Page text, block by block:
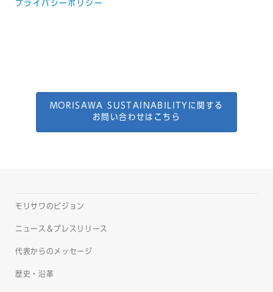
プライバシーポリシー
MORISAWA SUSTAINABILITYに関する
お問い合わせはこちら
モリサワのビジョン
ニュース＆プレスリリース
代表からのメッセージ
歴史・沿革